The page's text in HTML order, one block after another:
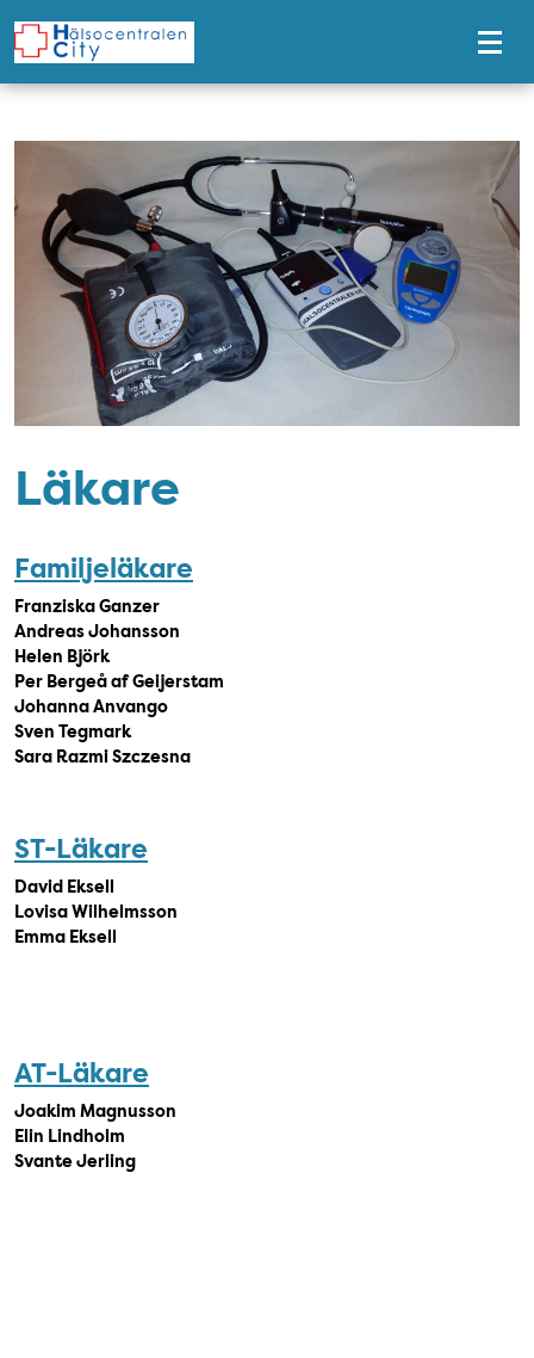
Tillgänglighetsmeny
Läkare
Familjeläkare
Franziska Ganzer
Andreas Johansson
Helen Björk
Per Bergeå af Geijerstam
Johanna Anvango
Sven Tegmark
Sara Razmi Szczesna
ST-Läkare
David Eksell
Lovisa Wilhelmsson
Emma Eksell
AT-Läkare
Joakim Magnusson
Elin Lindholm
Svante Jerling